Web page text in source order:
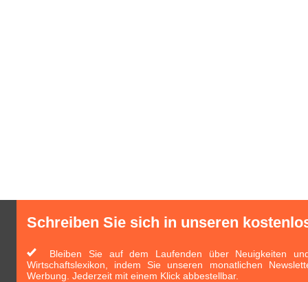
Schreiben Sie sich in unseren
Bleiben Sie auf dem Laufenden über Neuigkeiten
Wirtschaftslexikon, indem Sie unseren monatlichen
Werbung. Jederzeit mit einem Klick abbestellbar.